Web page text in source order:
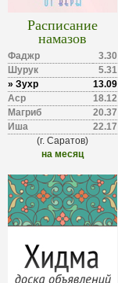
Расписание
намазов
Фаджр
3.30
Шурук
5.31
» Зухр
13.09
Аср
18.12
Магриб
20.37
Иша
22.17
(г. Саратов)
на месяц